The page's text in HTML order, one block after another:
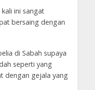
ini sangat
bersaing dengan
di Sabah supaya
seperti yang
dengan gejala yang